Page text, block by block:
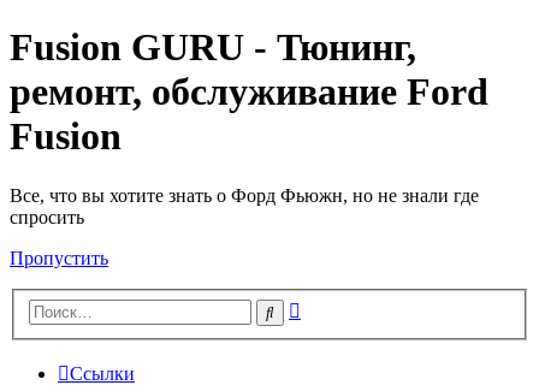
Fusion GURU - Тюнинг,
ремонт, обслуживание Ford
Fusion
Все, что вы хотите знать о Форд Фьюжн, но не знали где
спросить
Пропустить
Поиск
Ссылки